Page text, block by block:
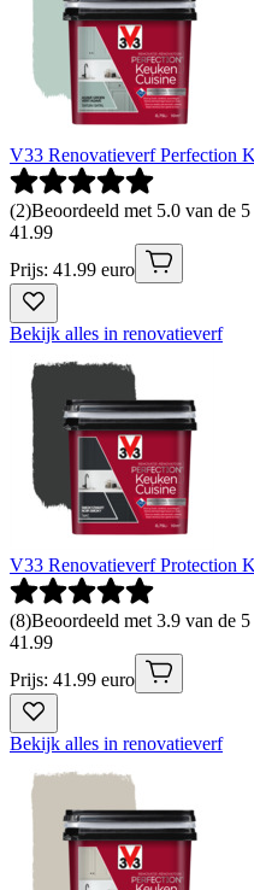
V33 Renovatieverf Perfection
(2)Beoordeeld met 5.0 van de
41 .99
Prijs: 41.99 euro
Bekijk alles in renovatieverf
V33 Renovatieverf Protection
(8)Beoordeeld met 3.9 van de
41 .99
Prijs: 41.99 euro
Bekijk alles in renovatieverf